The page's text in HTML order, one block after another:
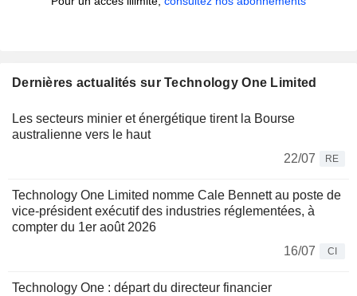
Dernières actualités sur Technology One Limited
Les secteurs minier et énergétique tirent la Bourse
australienne vers le haut
22/07
RE
Technology One Limited nomme Cale Bennett au poste de
vice-président exécutif des industries réglementées, à
compter du 1er août 2026
16/07
CI
Technology One : départ du directeur financier